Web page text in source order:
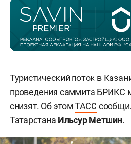
Туристический поток в
проведения саммита БРИКС
снизят. Об этом ТАСС
Татарстана Ильсур Метшин.